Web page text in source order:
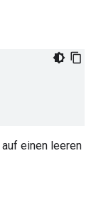
auf einen leeren